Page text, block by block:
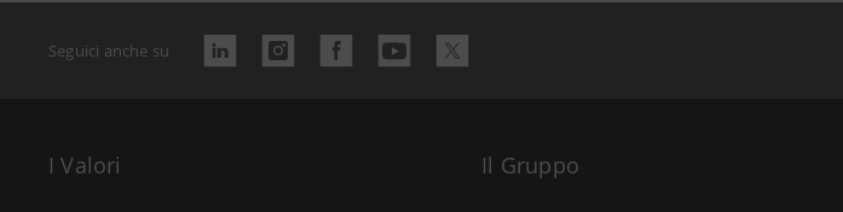
Seguici anche su
I Valori Il Gruppo